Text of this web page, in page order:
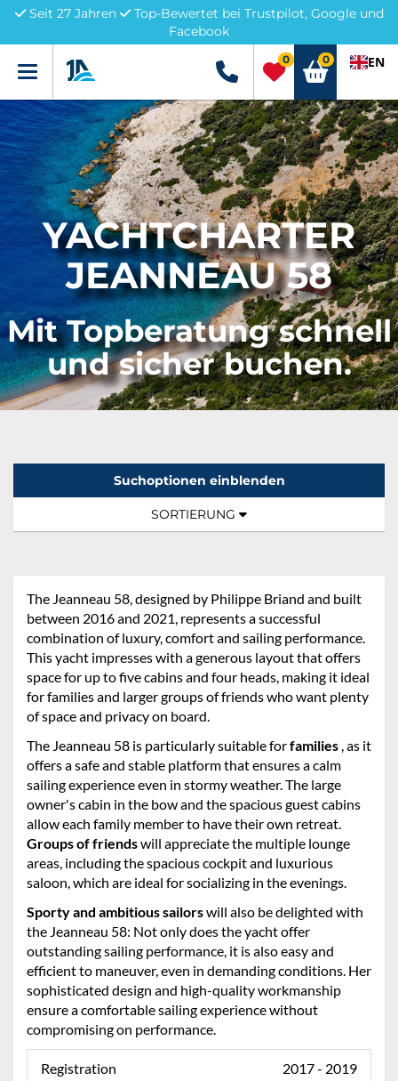
Seit 27 Jahren
Top-Bewertet bei Trustpilot, Google und
Facebook
Menü +49 5741 3222690
0 0 EN
YACHTCHARTER
JEANNEAU 58
Mit Topberatung schnell
und sicher buchen.
Suchoptionen einblenden
TOGGLE NAVIGATION
SORTIERUNG
The Jeanneau 58, designed by Philippe Briand and built
between 2016 and 2021, represents a successful
combination of luxury, comfort and sailing performance.
This yacht impresses with a generous layout that offers
space for up to five cabins and four heads, making it ideal
for families and larger groups of friends who want plenty
of space and privacy on board.
The Jeanneau 58 is particularly suitable forfamilies , as it
offers a safe and stable platform that ensures a calm
sailing experience even in stormy weather. The large
owner's cabin in the bow and the spacious guest cabins
allow each family member to have their own retreat.
Groups of friendswill appreciate the multiple lounge
areas, including the spacious cockpit and luxurious
saloon, which are ideal for socializing in the evenings.
Sporty and ambitious sailorswill also be delighted with
the Jeanneau 58: Not only does the yacht offer
outstanding sailing performance, it is also easy and
efficient to maneuver, even in demanding conditions. Her
sophisticated design and high-quality workmanship
ensure a comfortable sailing experience without
compromising on performance.
Registration 2017 - 2019